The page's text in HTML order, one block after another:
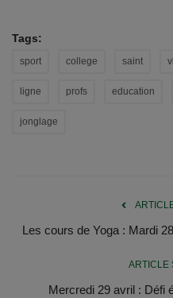
Tags:
sport college saint
ligne profs education
jonglage
Les cours de Yoga : Mardi
ARTICLE
Mercredi 29 avril : Défi